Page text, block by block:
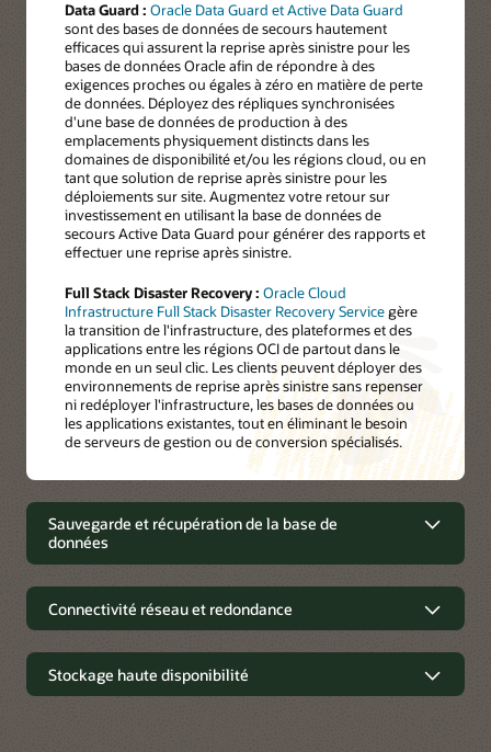
Data Guard : Oracle Data Guard et Active Data Guard
sont des bases de données de secours hautement
efficaces qui assurent la reprise après sinistre pour les
bases de données Oracle afin de répondre à des
exigences proches ou égales à zéro en matière de perte
de données. Déployez des répliques synchronisées
d'une base de données de production à des
emplacements physiquement distincts dans les
domaines de disponibilité et/ou les régions cloud, ou en
tant que solution de reprise après sinistre pour les
déploiements sur site. Augmentez votre retour sur
investissement en utilisant la base de données de
secours Active Data Guard pour générer des rapports et
effectuer une reprise après sinistre.
Full Stack Disaster Recovery : Oracle Cloud
Infrastructure Full Stack Disaster Recovery Servicegère
la transition de l'infrastructure, des plateformes et des
applications entre les régions OCI de partout dans le
monde en un seul clic. Les clients peuvent déployer des
environnements de reprise après sinistre sans repenser
ni redéployer l'infrastructure, les bases de données ou
les applications existantes, tout en éliminant le besoin
de serveurs de gestion ou de conversion spécialisés.
Sauvegarde et récupération de la base de
données
Sauvegarde et récupération de la
base de données
Oracle Database Zero Data Loss Autonomous
Recovery Service:Améliorez la résilience de
Connectivité réseau et redondance
Régions, domaines de pannes et
domaines de disponibilité
Stockage haute disponibilité